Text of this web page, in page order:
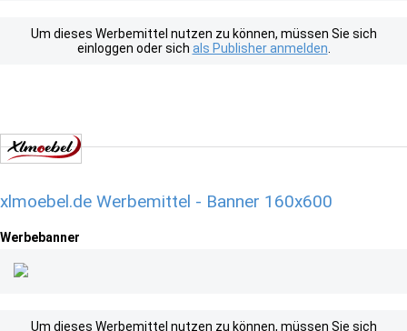
Um dieses Werbemittel nutzen zu können, müssen Sie sich
einloggen oder sich als Publisher anmelden
xlmoebel.de Werbemittel - Banner 160x600
Werbebanner
Um dieses Werbemittel nutzen zu können, müssen Sie sich